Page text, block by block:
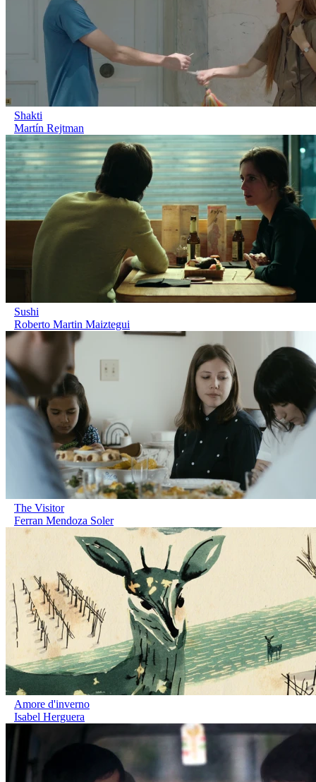
Shakti
Martín Rejtman
Sushi
Roberto Martin Maiztegui
The Visitor
Ferran Mendoza Soler
Amore d'inverno
Isabel Herguera